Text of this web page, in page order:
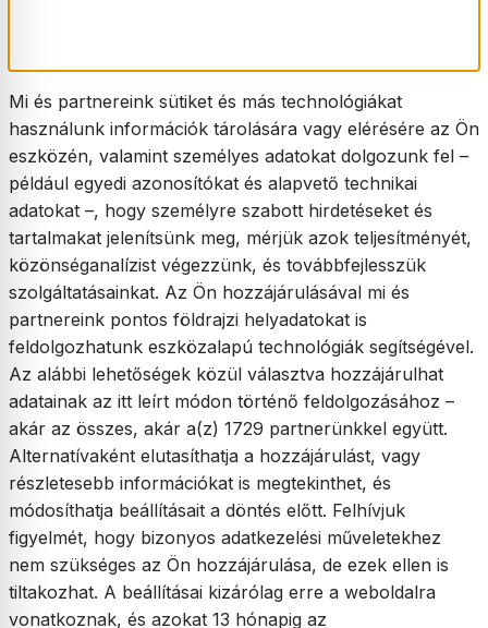
Mi és partnereink sütiket és más technológiákat
használunk információk tárolására vagy elérésére az Ön
eszközén, valamint személyes adatokat dolgozunk fel –
például egyedi azonosítókat és alapvető technikai
adatokat –, hogy személyre szabott hirdetéseket és
tartalmakat jelenítsünk meg, mérjük azok teljesítményét,
közönséganalízist végezzünk, és továbbfejlesszük
szolgáltatásainkat. Az Ön hozzájárulásával mi és
partnereink pontos földrajzi helyadatokat is
feldolgozhatunk eszközalapú technológiák segítségével.
Az alábbi lehetőségek közül választva hozzájárulhat
adatainak az itt leírt módon történő feldolgozásához –
akár az összes, akár a(z) 1729 partnerünkkel együtt.
Alternatívaként elutasíthatja a hozzájárulást, vagy
részletesebb információkat is megtekinthet, és
módosíthatja beállításait a döntés előtt. Felhívjuk
figyelmét, hogy bizonyos adatkezelési műveletekhez
nem szükséges az Ön hozzájárulása, de ezek ellen is
tiltakozhat. A beállításai kizárólag erre a weboldalra
vonatkoznak, és azokat 13 hónapig az